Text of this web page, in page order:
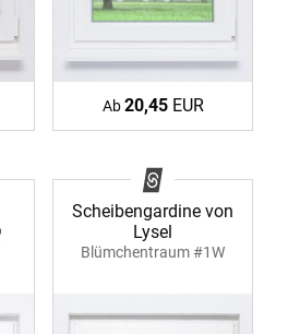
Ab20,45EUR
Scheibengardine von
Lysel
Blümchentraum #1W